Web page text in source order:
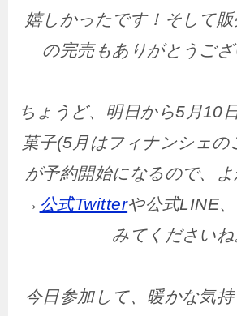
嬉しかったです！そして
の完売もありがとうござ
ちょうど、明日から5月10
菓子(5月はフィナンシェの
が予約開始になるので、
→ 公式Twitterや公式LINE
みてくださいね
今日参加して、暖かな気